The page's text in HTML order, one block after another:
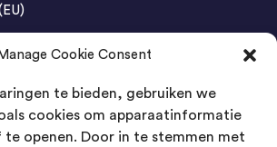
Manage Cookie Consent
te bieden, gebruiken we
cookies om apparaatinformatie
te openen. Door in te stemmen met
SVG FAIR Winterswijk